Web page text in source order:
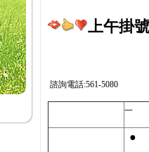
上午掛
諮詢電話:561-5080
一
●